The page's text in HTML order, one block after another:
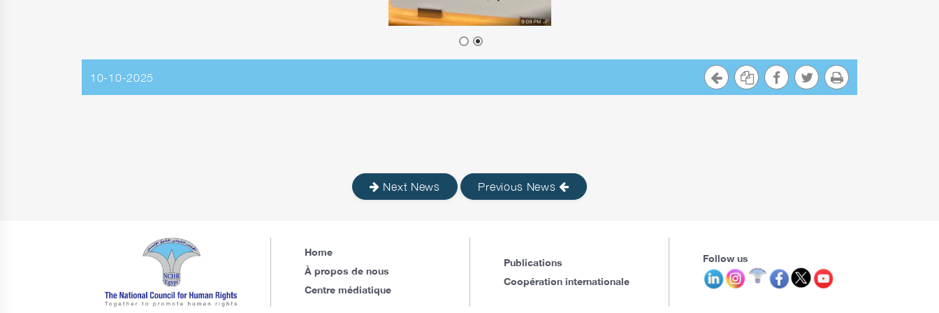
10-10-2025
Next News Previous News
Home
À propos de nous
Centre médiatique
Publications
Coopération internationale
Follow us